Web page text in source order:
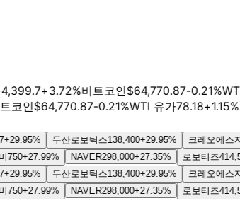
+3.72%비트코인$64,770.87-0.21%WTI
인$64,770.87-0.21%WTI 유가78.18+1.15%
% 두산로보틱스138,400+29.95% 크레오에스지
+27.99% NAVER298,000+27.35% 로보티즈414,500+
% 두산로보틱스138,400+29.95% 크레오에스지
+27.99% NAVER298,000+27.35% 로보티즈414,500+